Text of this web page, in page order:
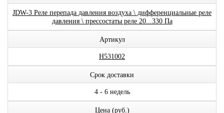
JDW-3 Реле перепада давления воздуха \ дифференциальные реле
давления \ прессостаты реле 20...330 Па
Артикул
H531002
Срок доставки
4 - 6 недель
Цена (руб.)